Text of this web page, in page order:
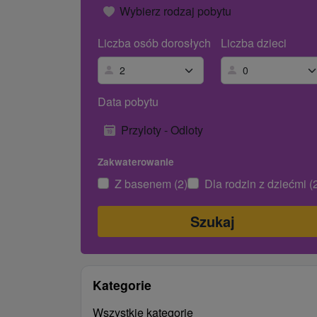
Wybierz rodzaj pobytu
Liczba osób dorosłych
Liczba dzieci
Data pobytu
Przyloty - Odloty
Zakwaterowanie
Z basenem (2) Dla rodzin z dziećmi
Kategorie
Wszystkie kategorie